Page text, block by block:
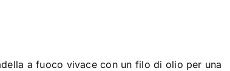
a fuoco vivace con un filo di olio per una